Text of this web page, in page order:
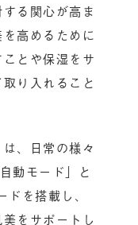
る関心が高ま
高めるために
とや保湿をサ
り入れること
、日常の様々
動モード」と
を搭載し、
をサポートし